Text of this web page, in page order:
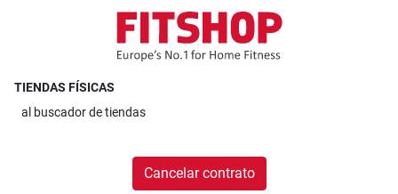
TIENDAS FÍSICAS
al buscador de tiendas
Cancelar contrato